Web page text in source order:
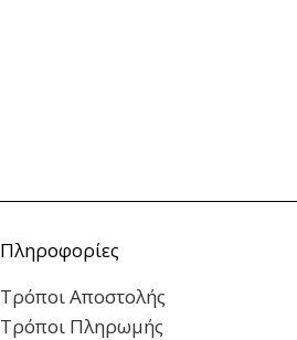
Πληροφορίες
Τρόποι Αποστολής
Τρόποι Πληρωμής